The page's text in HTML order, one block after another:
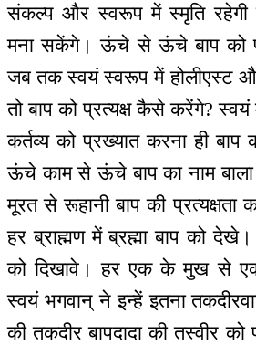
संकल्प और स्वरूप में स्मृति रहेगी
मना सकेंगे। ऊंचे से ऊंचे बाप को
जब तक स्वयं स्वरूप में होलीएस्ट
तो बाप को प्रत्यक्ष कैसे करेंगे?
कर्तव्य को प्रख्यात करना ही बाप
ऊंचे काम से ऊंचे बाप का नाम बाला
मूरत से रूहानी बाप की प्रत्यक्षता
हर ब्राह्मण में ब्रह्मा बाप को
को दिखावे। हर एक के मुख से
स्वयं भगवान् ने इन्हें इतना
की तकदीर बापदादा की तस्वीर